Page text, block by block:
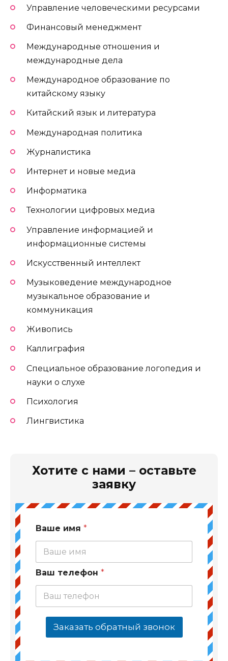
Управление человеческими ресурсами
Финансовый менеджмент
Международные отношения и
международные дела
Международное образование по
китайскому языку
Китайский язык и литература
Международная политика
Журналистика
Интернет и новые медиа
Информатика
Технологии цифровых медиа
Управление информацией и
информационные системы
Искусственный интеллект
Музыковедение международное
музыкальное образование и
коммуникация
Живопись
Каллиграфия
Специальное образование логопедия и
науки о слухе
Психология
Лингвистика
Хотите с нами – оставьте
заявку
Ваше имя *
Ваш телефон *
Заказать обратный звонок